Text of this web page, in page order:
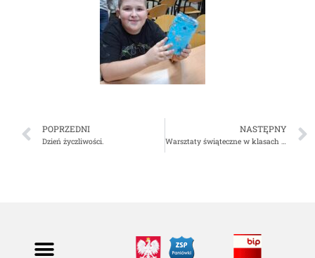
POPRZEDNI
Dzień życzliwości.
NASTĘPNY
Warsztaty świąteczne w klasach 1-3 – przygotowania do szkolnego Jarmarku „Dzieci -dzieciom”